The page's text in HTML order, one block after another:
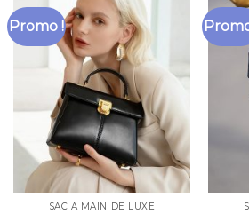
Promo !
SAC A MAIN DE LUXE